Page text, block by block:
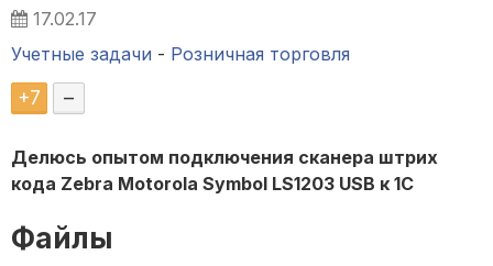
17.02.17
Учетные задачи - Розничная торговля
+7 –
Делюсь опытом подключения сканера штрих
кода Zebra Motorola Symbol LS1203 USB к 1С
Файлы